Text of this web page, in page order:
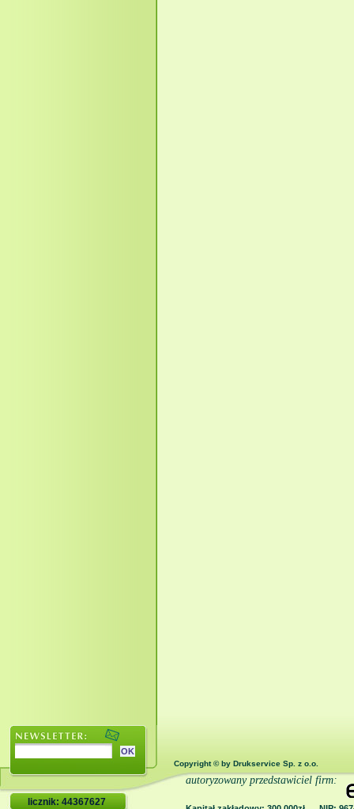
Copyright © by Drukservice Sp. z o.o.
licznik: 44367627
autoryzowany przedstawiciel firm: